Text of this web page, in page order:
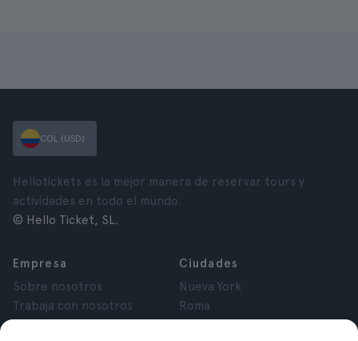
COL (USD)
Hellotickets es la mejor manera de reservar tours y
actividades en todo el mundo.
© Hello Ticket, SL.
Empresa
Sobre nosotros
Trabaja con nosotros
Ciudades
Nueva York
Roma